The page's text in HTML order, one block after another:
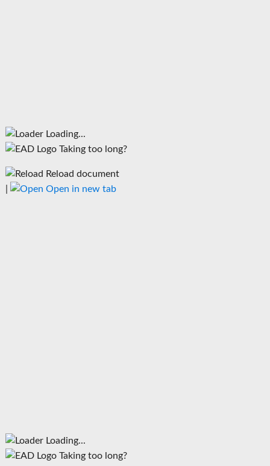
Loading...
Taking too long?
Reload document
Open in new tab
Loading...
Taking too long?